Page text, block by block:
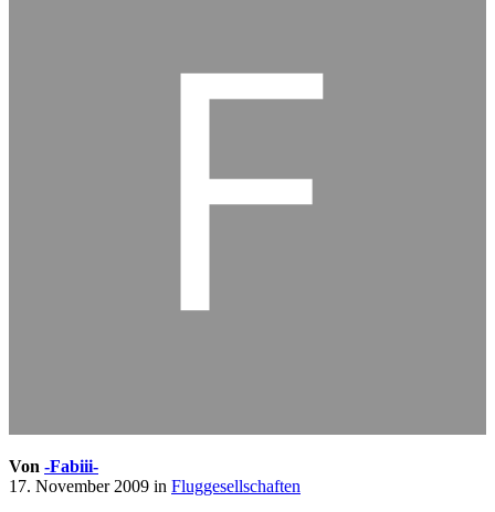
Von -Fabiii-
17. November 2009 in Fluggesellschaften